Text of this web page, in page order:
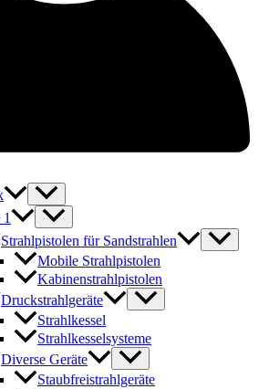
Strahlpistolen für Sandstrahlen
Mobile Strahlpistolen
Kabinenstrahlpistolen
Druckstrahlgeräte
Strahlkessel
Strahlkesselsysteme
Diverse Geräte
Staubfreistrahlgeräte